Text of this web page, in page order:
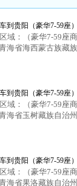
到贵阳（豪华7-59座）
域：（豪华7-59座
海省海西蒙古族藏
到贵阳（豪华7-59座）
域：（豪华7-59座
海省玉树藏族自治
到贵阳（豪华7-59座）
域：（豪华7-59座
海省果洛藏族自治